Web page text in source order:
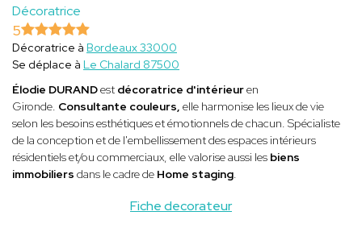
Décoratrice
Fiche decorateur
5
Décoratrice à Bordeaux 33000
Se déplace à Le Chalard 87500
Élodie DURANDest décoratrice d'intérieuren
Gironde. Consultante couleurs, elle harmonise les lieux de vie
selon les besoins esthétiques et émotionnels de chacun. Spécialiste
de la conception et de l'embellissement des espaces intérieurs
résidentiels et/ou commerciaux, elle valorise aussi les biens
immobiliers dans le cadre de Home staging